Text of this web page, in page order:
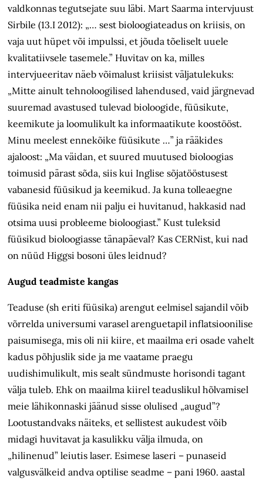
valdkonnas tegutsejate suu läbi. Mart Saarma intervjuust
Sirbile (13.I 2012): „… sest bioloogiateadus on kriisis, on
vaja uut hüpet või impulssi, et jõuda tõeliselt uuele
kvalitatiivsele tasemele.” Huvitav on ka, milles
intervjueeritav näeb võimalust kriisist väljatulekuks:
„Mitte ainult tehnoloogilised lahendused, vaid järgnevad
suuremad avastused tulevad bioloogide, füüsikute,
keemikute ja loomulikult ka informaatikute koostööst.
Minu meelest ennekõike füüsikute …” ja rääkides
ajaloost: „Ma väidan, et suured muutused bioloogias
toimusid pärast sõda, siis kui Inglise sõjatööstusest
vabanesid füüsikud ja keemikud. Ja kuna tolleaegne
füüsika neid enam nii palju ei huvitanud, hakkasid nad
otsima uusi probleeme bioloogiast.” Kust tuleksid
füüsikud bioloogiasse tänapäeval? Kas CERNist, kui nad
on nüüd Higgsi bosoni üles leidnud?
Augud teadmiste kangas
Teaduse (sh eriti füüsika) arengut eelmisel sajandil võib
võrrelda universumi varasel arenguetapil inflatsioonilise
paisumisega, mis oli nii kiire, et maailma eri osade vahelt
kadus põhjuslik side ja me vaatame praegu
uudishimulikult, mis sealt sündmuste horisondi tagant
välja tuleb. Ehk on maailma kiirel teaduslikul hõlvamisel
meie lähikonnaski jäänud sisse olulised „augud”?
Lootustandvaks näiteks, et sellistest aukudest võib
midagi huvitavat ja kasulikku välja ilmuda, on
„hilinenud” leiutis laser. Esimese laseri – punaseid
valgusvälkeid andva optilise seadme – pani 1960. aastal